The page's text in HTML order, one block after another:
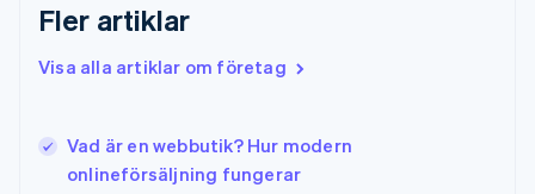
Fler artiklar
Visa alla artiklar om företag
Vad är en webbutik? Hur modern
onlineförsäljning fungerar
English
English
Japan
日本語English